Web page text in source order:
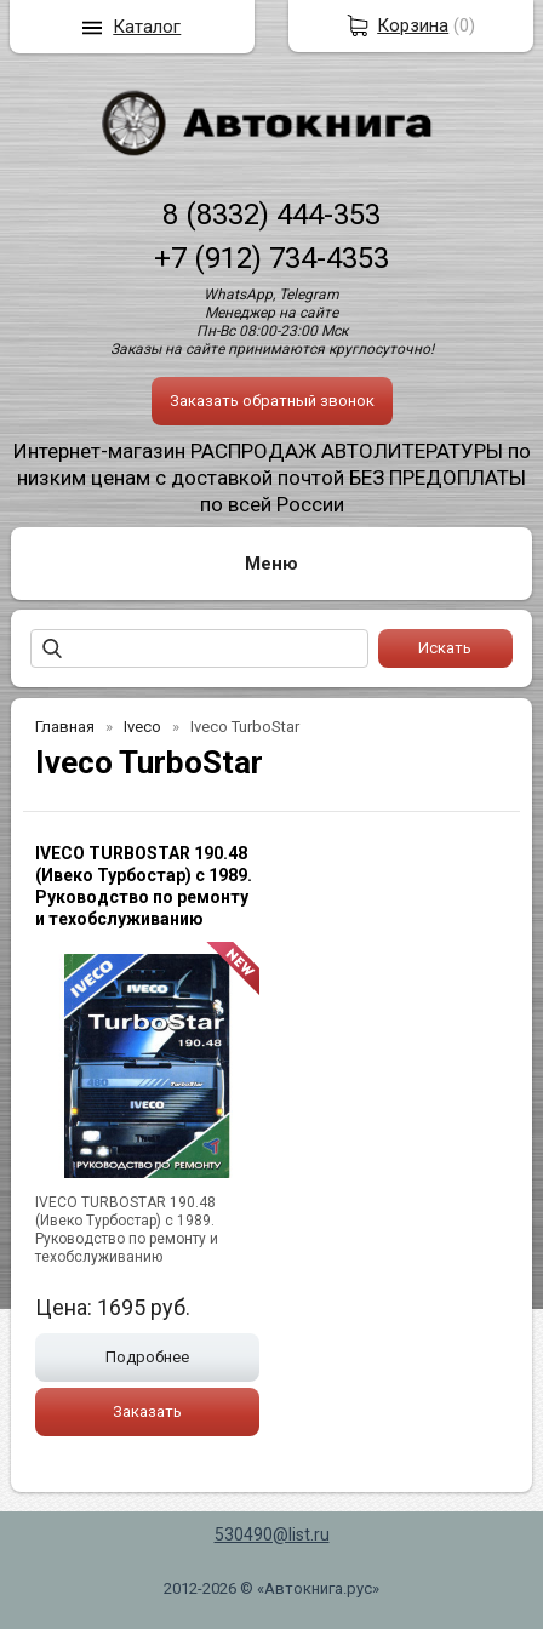
8 (8332) 444-353
+7 (912) 734-4353
WhatsApp, Telegram
Менеджер на сайте
Пн-Вс 08:00-23:00 Мск
Заказы на сайте принимаются круглосуточно!
Заказать обратный звонок
Интернет-магазин РАСПРОДАЖ АВТОЛИТЕРАТУРЫ по
низким ценам с доставкой почтой БЕЗ ПРЕДОПЛАТЫ
по всей России
Главная Iveco Iveco TurboStar
Iveco TurboStar
IVECO TURBOSTAR 190.48
(Ивеко Турбостар) с 1989.
Руководство по ремонту
и техобслуживанию
IVECO TURBOSTAR 190.48
(Ивеко Турбостар) с 1989.
Руководство по ремонту и
техобслуживанию
Цена: 1695 руб.
Подробнее
Заказать
530490@list.ru
2012-2026 © «Автокнига.рус»
Корзина (0)
Каталог